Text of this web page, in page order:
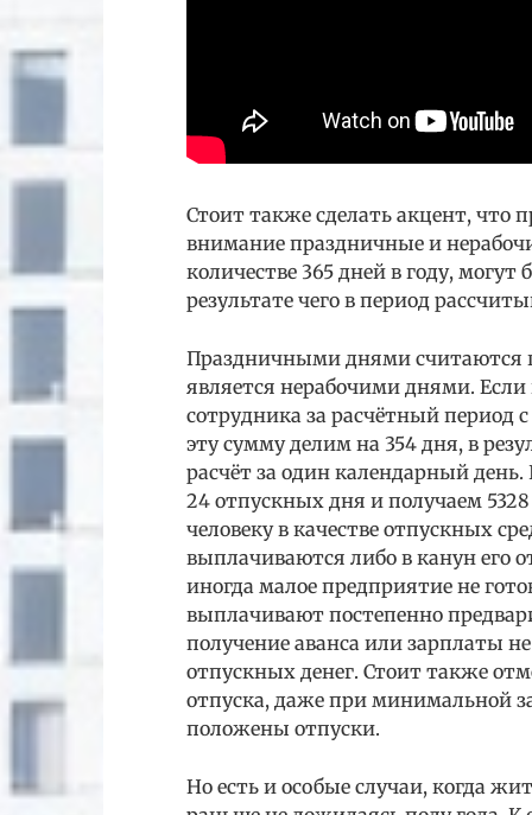
Стоит также сделать акцент, что
внимание праздничные и
количестве 365 дней в году,
результате чего в период
Праздничными днями считаются
является нерабочими днями.
сотрудника за расчётный период
эту сумму делим на 354 дня, в
расчёт за один календарный
24 отпускных дня и получаем
человеку в качестве отпускных
выплачиваются либо в канун его
иногда малое предприятие не
выплачивают постепенно
получение аванса или зарплаты
отпускных денег. Стоит также
отпуска, даже при минимальной
положены отпуски.
Но есть и особые случаи, когда